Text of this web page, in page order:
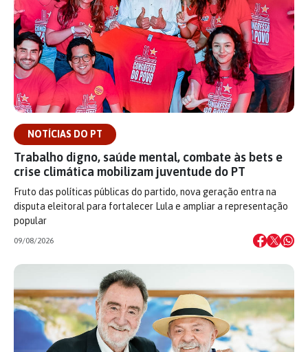
NOTÍCIAS DO PT
Trabalho digno, saúde mental, combate às bets e
crise climática mobilizam juventude do PT
Fruto das políticas públicas do partido, nova geração entra na
disputa eleitoral para fortalecer Lula e ampliar a representação
popular
09/08/2026